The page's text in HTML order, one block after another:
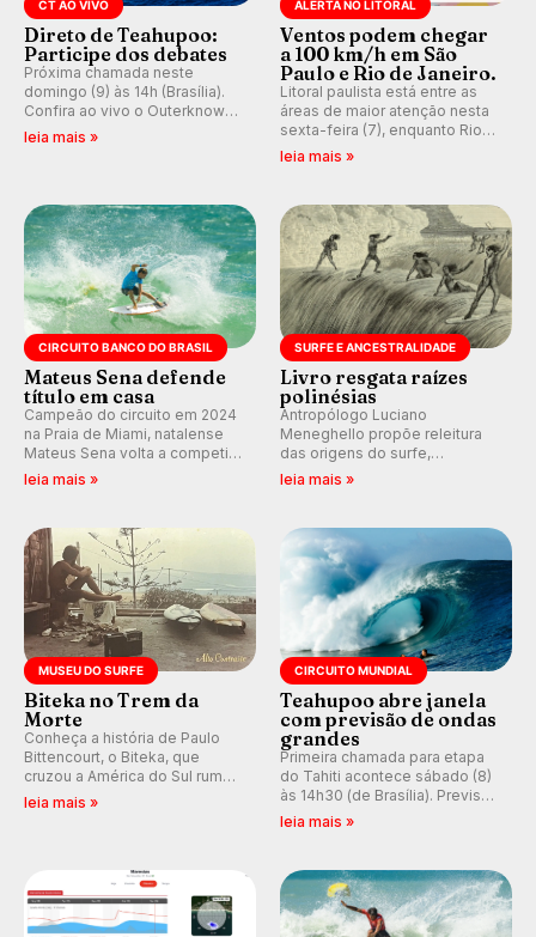
CT AO VIVO
Direto de Teahupoo:
Participe dos debates
Próxima chamada neste
domingo (9) às 14h (Brasília).
Confira ao vivo o Outerknown
Tahiti Pro 2026 e participe dos
leia mais »
ALERTA NO LITORAL
Ventos podem chegar
a 100 km/h em São
Paulo e Rio de Janeiro.
Litoral paulista está entre as
áreas de maior atenção nesta
sexta-feira (7), enquanto Rio
de Janeiro também recebe
km/h em Itanhaém.
leia mais »
CIRCUITO BANCO DO BRASIL
Mateus Sena defende
título em casa
Campeão do circuito em 2024
na Praia de Miami, natalense
Mateus Sena volta a competir
em casa em busca de manter a
leia mais »
SURFE E ANCESTRALIDADE
Livro resgata raízes
polinésias
Antropólogo Luciano
Meneghello propõe releitura
das origens do surfe,
resgatando a cultura polinésia
prática em esporte e indústria.
leia mais »
MUSEU DO SURFE
Biteka no Trem da
Morte
Conheça a história de Paulo
Bittencourt, o Biteka, que
cruzou a América do Sul rumo
ao Pacífico em uma jornada
leia mais »
CIRCUITO MUNDIAL
Teahupoo abre janela
com previsão de ondas
grandes
Primeira chamada para etapa
do Tahiti acontece sábado (8)
às 14h30 (de Brasília). Previsão
indica swell consistente.
Kelly Slater convidado.
leia mais »